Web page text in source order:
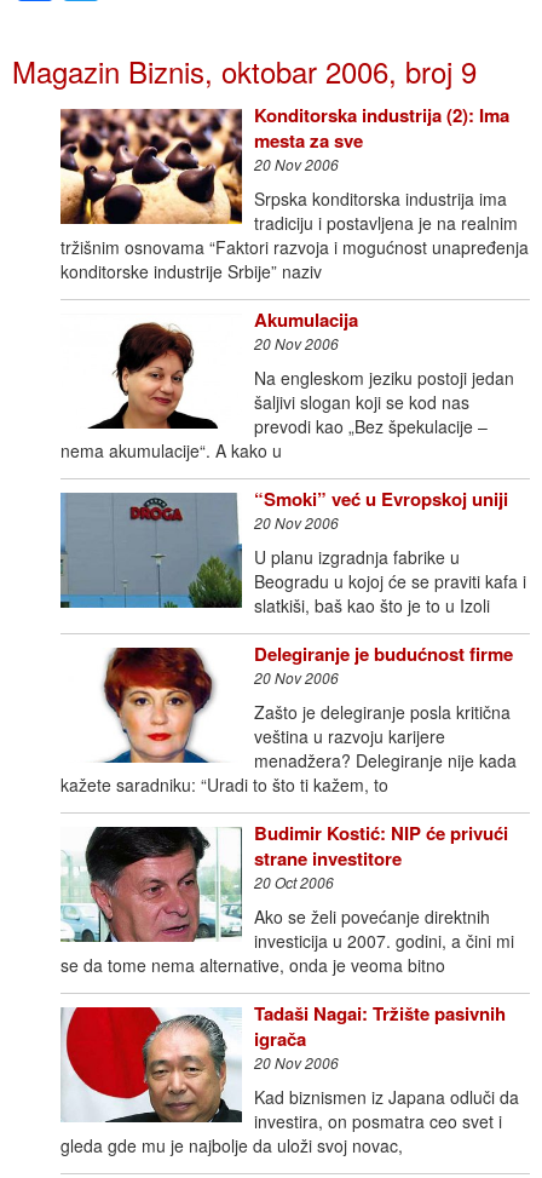
Magazin Biznis, oktobar 2006, broj 9
Konditorska industrija (2): Ima
mesta za sve
20 Nov 2006
Srpska konditorska industrija ima
tradiciju i postavljena je na realnim
tržišnim osnovama “Faktori razvoja i mogućnost unapređenja
konditorske industrije Srbije” naziv
Akumulacija
20 Nov 2006
Na engleskom jeziku postoji jedan
šaljivi slogan koji se kod nas
prevodi kao „Bez špekulacije –
nema akumulacije“. A kako u
“Smoki” već u Evropskoj uniji
20 Nov 2006
U planu izgradnja fabrike u
Beogradu u kojoj će se praviti kafa i
slatkiši, baš kao što je to u Izoli
Delegiranje je budućnost firme
20 Nov 2006
Zašto je delegiranje posla kritična
veština u razvoju karijere
menadžera? Delegiranje nije kada
kažete saradniku: “Uradi to što ti kažem, to
Budimir Kostić: NIP će privući
strane investitore
20 Oct 2006
Ako se želi povećanje direktnih
investicija u 2007. godini, a čini mi
se da tome nema alternative, onda je veoma bitno
Tadaši Nagai: Tržište pasivnih
igrača
20 Nov 2006
Kad biznismen iz Japana odluči da
investira, on posmatra ceo svet i
gleda gde mu je najbolje da uloži svoj novac,